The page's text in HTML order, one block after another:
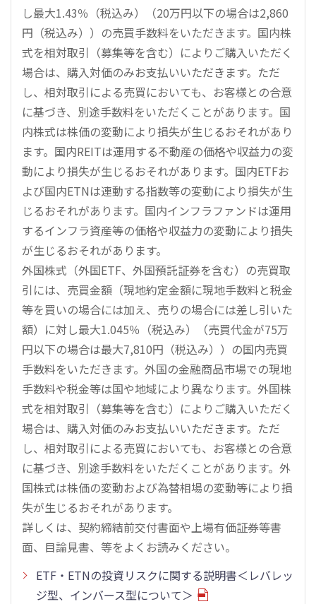
し最大1.43％（税込み）（20万円以下の場合は2,860
円（税込み））の売買手数料をいただきます。国内株
式を相対取引（募集等を含む）によりご購入いただく
場合は、購入対価のみお支払いいただきます。ただ
し、相対取引による売買においても、お客様との合意
に基づき、別途手数料をいただくことがあります。国
内株式は株価の変動により損失が生じるおそれがあり
ます。国内REITは運用する不動産の価格や収益力の変
動により損失が生じるおそれがあります。国内ETFお
よび国内ETNは連動する指数等の変動により損失が生
じるおそれがあります。国内インフラファンドは運用
するインフラ資産等の価格や収益力の変動により損失
が生じるおそれがあります。
外国株式（外国ETF、外国預託証券を含む）の売買取
引には、売買金額（現地約定金額に現地手数料と税金
等を買いの場合には加え、売りの場合には差し引いた
額）に対し最大1.045％（税込み）（売買代金が75万
円以下の場合は最大7,810円（税込み））の国内売買
手数料をいただきます。外国の金融商品市場での現地
手数料や税金等は国や地域により異なります。外国株
式を相対取引（募集等を含む）によりご購入いただく
場合は、購入対価のみお支払いいただきます。ただ
し、相対取引による売買においても、お客様との合意
に基づき、別途手数料をいただくことがあります。外
国株式は株価の変動および為替相場の変動等により損
失が生じるおそれがあります。
詳しくは、契約締結前交付書面や上場有価証券等書
面、目論見書、等をよくお読みください。
ETF・ETNの投資リスクに関する説明書＜レバレッ
ジ型、インバース型について＞